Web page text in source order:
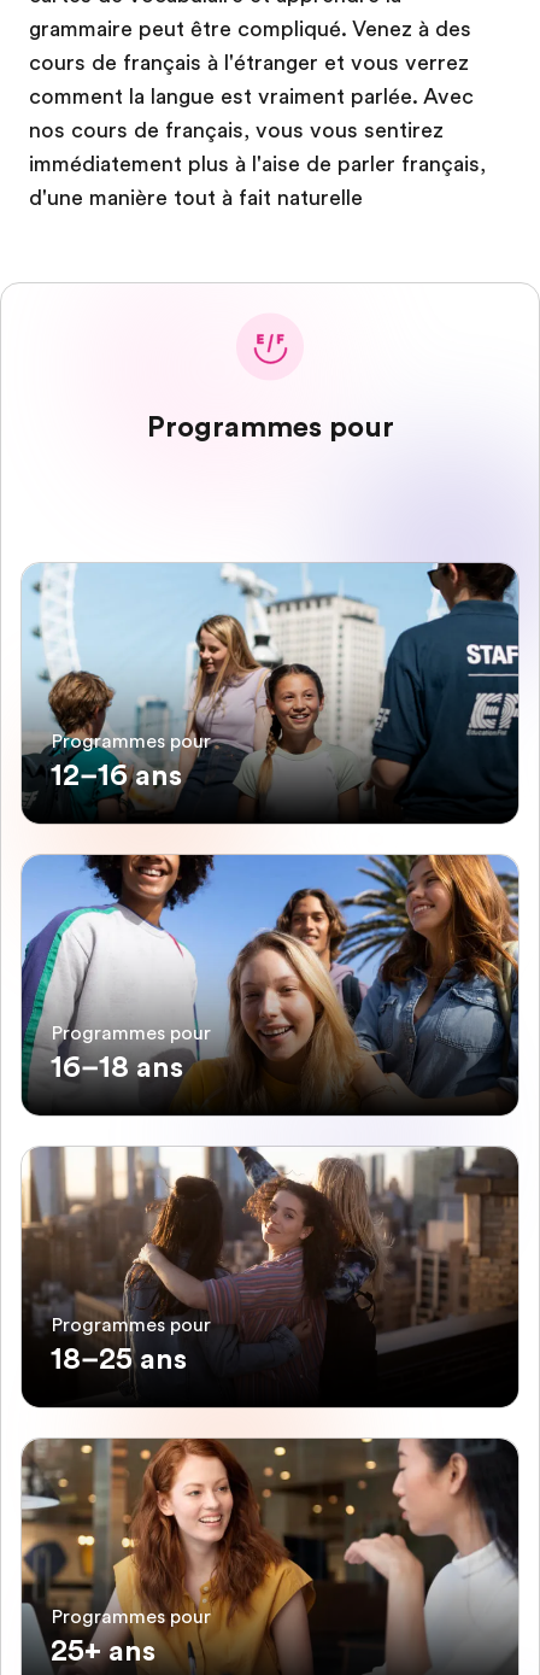
grammaire peut être compliqué. Venez à des
cours de français à l'étranger et vous verrez
comment la langue est vraiment parlée. Avec
nos cours de français, vous vous sentirez
immédiatement plus à l'aise de parler français,
d'une manière tout à fait naturelle
Programmes pour
Programmes pour
12–16 ans
Programmes pour
16–18 ans
Programmes pour
18–25 ans
Programmes pour
25+ ans